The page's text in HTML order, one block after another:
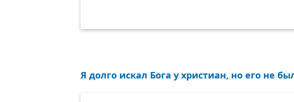
Я долго искал Бога y христиан, но его не